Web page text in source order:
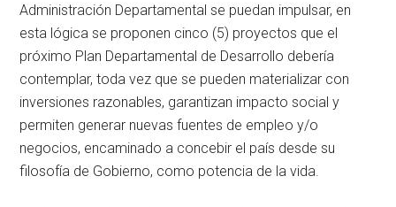
Administración Departamental se puedan impulsar, en
esta lógica se proponen cinco (5) proyectos que el
próximo Plan Departamental de Desarrollo debería
contemplar, toda vez que se pueden materializar con
inversiones razonables, garantizan impacto social y
permiten generar nuevas fuentes de empleo y/o
negocios, encaminado a concebir el país desde su
filosofía de Gobierno, como potencia de la vida.